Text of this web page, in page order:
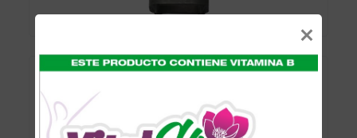
Cervical Somatic Cage CSC